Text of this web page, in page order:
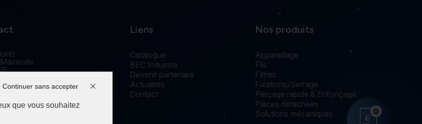
0
3 81 55 77 44
Liens
Catalogue
BEC Industrie
Devenir partenaire
Actualités
Contact
Nos produits
Appareillage
Fils
Filtres
Fixations/Serrage
Perçage rapide & Enfonçage
Pièces détachées
Solutions mécaniques
que vous souhaitez
Continuer sans accepter